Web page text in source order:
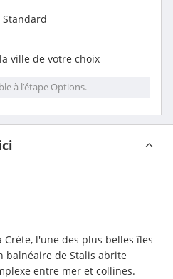
Standard
ville de votre choix
à l’étape Options.
l'une des plus belles îles
balnéaire de Stalis abrite
entre mer et collines.